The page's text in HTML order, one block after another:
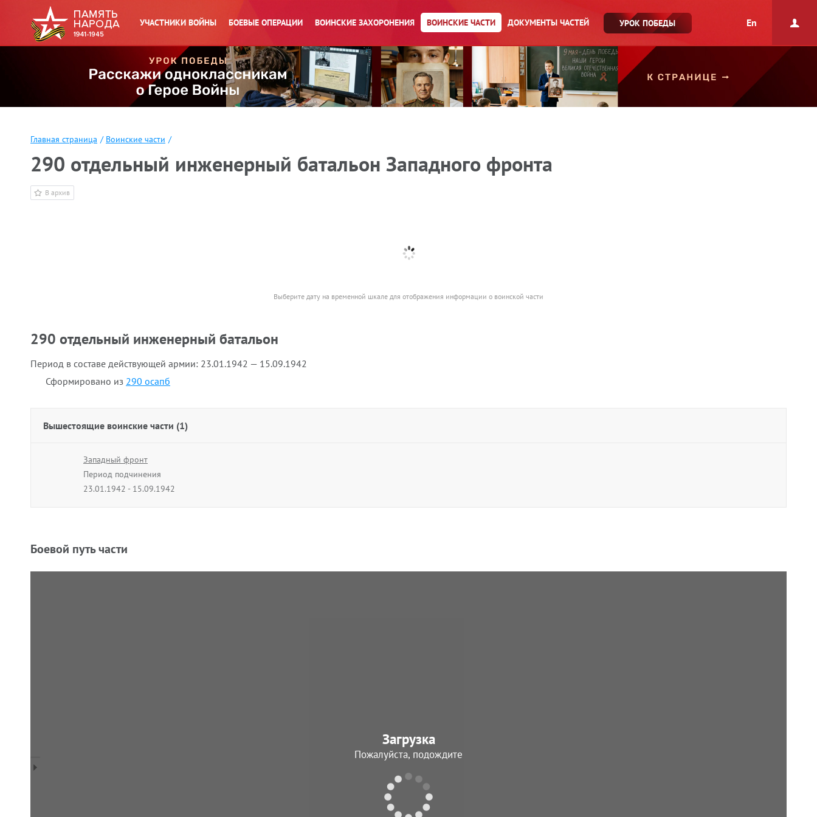
УЧАСТНИКИ ВОЙНЫ БОЕВЫЕ ОПЕРАЦИИ ВОИНСКИЕ ЗАХОРОНЕНИЯ ВОИНСКИЕ ЧАСТИ ДОКУМЕНТЫ ЧАСТЕЙ УРОК ПОБЕДЫ En
Главная страница / Воинские части /
290 отдельный инженерный батальон Западного фронта
В архив
Выберите дату на временной шкале для отображения информации о воинской части
290 отдельный инженерный батальон
Период в составе действующей армии: 23.01.1942 — 15.09.1942
Сформировано из 290 осапб
Вышестоящие воинские части (1)
Западный фронт
Период подчинения
23.01.1942 - 15.09.1942
Боевой путь части
Загрузка
Пожалуйста, подождите